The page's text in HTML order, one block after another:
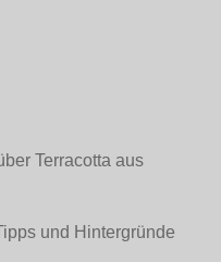
Terracotta aus
und Hintergründe